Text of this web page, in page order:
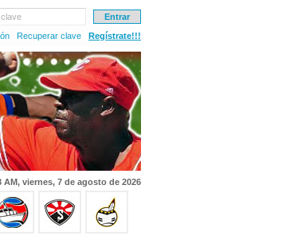
clave
Recuperar clave Regístrate!!!
AM, viernes, 7 de agosto de 2026